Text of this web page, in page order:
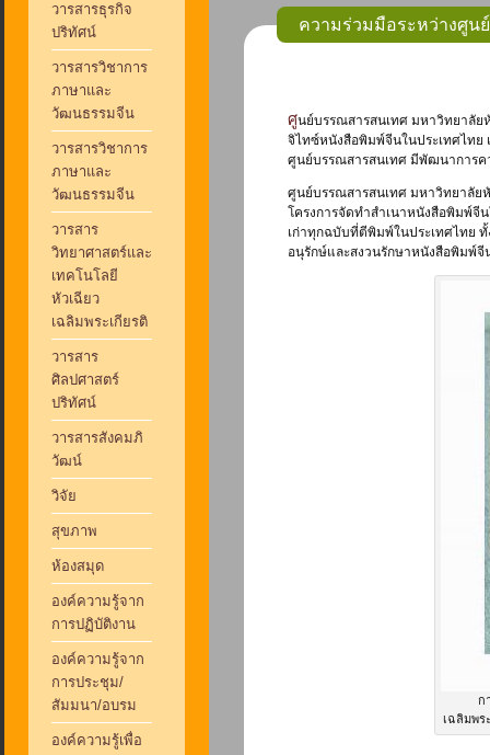
วารสารธุรกิจ
ปริทัศน์
วารสารวิชาการ
ภาษาและ
วัฒนธรรมจีน
วารสารวิชาการ
ภาษาและ
วัฒนธรรมจีน
วารสาร
วิทยาศาสตร์และ
เทคโนโลยี
หัวเฉียว
เฉลิมพระเกียรติ
วารสาร
ศิลปศาสตร์
ปริทัศน์
วารสารสังคมภิ
วัฒน์
วิจัย
สุขภาพ
ห้องสมุด
องค์ความรู้จาก
การปฏิบัติงาน
องค์ความรู้จาก
การประชุม/
สัมมนา/อบรม
องค์ความรู้เพื่อ
ความร่วมมือระหว่างศูน
ศูนย์บรรณสารสนเทศ มหาวิทยาลัยหัวเฉียวเฉลิมพระเกียรติ มีความร่วมมือในหลาย ๆ ด้านกับหอสมุดแห่งชาติ เริ่มจากความร่วมมือเพื่อการดิ
จิไทซ์หนังสือพิมพ์จีนในประเทศไทย
ศูนย์บรรณสารสนเทศ มีพัฒนาการ
ศูนย์บรรณสารสนเทศ มหาวิทยาลัย
โครงการจัดทำสำเนาหนังสือพิมพ์จี
เก่าทุกฉบับที่ตีพิมพ์ในประเทศไทย
อนุรักษ์และสงวนรักษาหนังสือพิมพ์
ก
เฉลิมพร